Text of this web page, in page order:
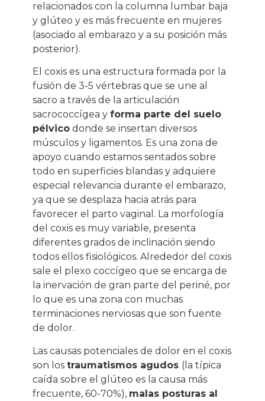
relacionados con la columna lumbar baja
y glúteo y es más frecuente en mujeres
(asociado al embarazo y a su posición más
posterior).
El coxis es una estructura formada por la
fusión de 3-5 vértebras que se une al
sacro a través de la articulación
sacrococcígea y forma parte del suelo
pélvico donde se insertan diversos
músculos y ligamentos. Es una zona de
apoyo cuando estamos sentados sobre
todo en superficies blandas y adquiere
especial relevancia durante el embarazo,
ya que se desplaza hacia atrás para
favorecer el parto vaginal. La morfología
del coxis es muy variable, presenta
diferentes grados de inclinación siendo
todos ellos fisiológicos. Alrededor del coxis
sale el plexo coccígeo que se encarga de
la inervación de gran parte del periné, por
lo que es una zona con muchas
terminaciones nerviosas que son fuente
de dolor.
Las causas potenciales de dolor en el coxis
son los traumatismos agudos (la típica
caída sobre el glúteo es la causa más
frecuente, 60-70%), malas posturas al